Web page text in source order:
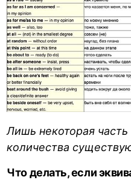
Лишь некоторая
количества
Что делать, если